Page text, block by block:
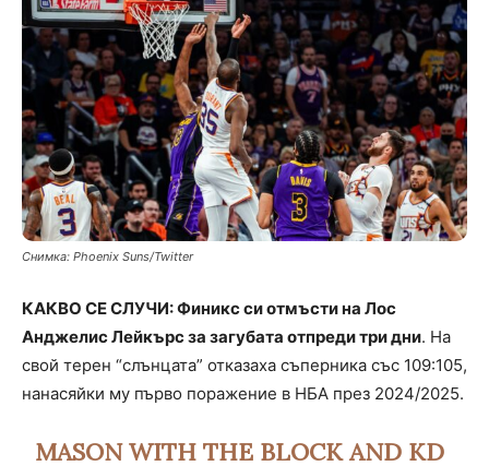
Снимка: Phoenix Suns/Twitter
КАКВО СЕ СЛУЧИ: Финикс си отмъсти на Лос
Анджелис Лейкърс за загубата отпреди три дни. На
свой терен “слънцата” отказаха съперника със 109:105,
нанасяйки му първо поражение в НБА през 2024/2025.
MASON WITH THE BLOCK AND KD